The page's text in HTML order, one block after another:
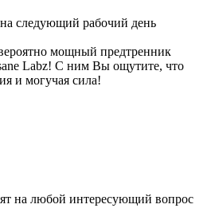
следующий рабочий день
мощный предтренник
Labz! С ним Вы ощутите, что
и могучая сила!
на любой интересующий вопрос